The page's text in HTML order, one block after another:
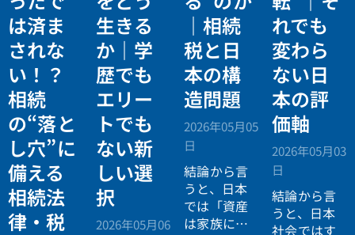
は済ま
されな
い！？
相続
の“落と
し穴”に
備える
相続法
律・税
生きる
か｜学
歴でも
エリー
トでも
ない新
しい選
択
2026年05月06
｜相続
税と日
本の構
造問題
2026年05月05
日
結論から言
うと、日本
では「資産
は家族に引
れでも
変わら
ない日
本の評
価軸
2026年05月03
日
結論から言
うと、日本
社会ではす